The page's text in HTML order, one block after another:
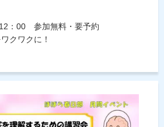
：00 参加無料・要予約
クワクに！